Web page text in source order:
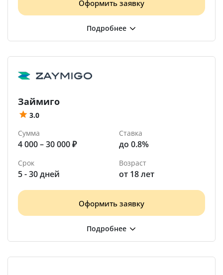
Оформить заявку
Займиго
3.0
Сумма
4 000 – 30 000 ₽
Ставка
до 0.8%
Срок
5 - 30 дней
Возраст
от 18 лет
Оформить заявку